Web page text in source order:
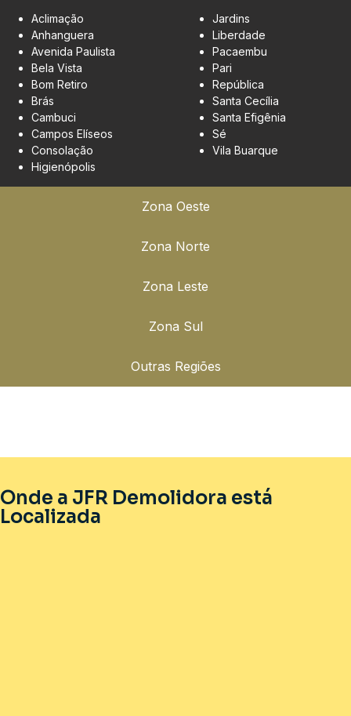
Zona Oeste
Zona Norte
Zona Leste
Zona Sul
Outras Regiões
Aclimação
Anhanguera
Avenida Paulista
Bela Vista
Bom Retiro
Brás
Cambuci
Campos Elíseos
Consolação
Higienópolis
Jardins
Liberdade
Pacaembu
Pari
República
Santa Cecília
Santa Efigênia
Sé
Vila Buarque
Onde a JFR Demolidora está
Localizada